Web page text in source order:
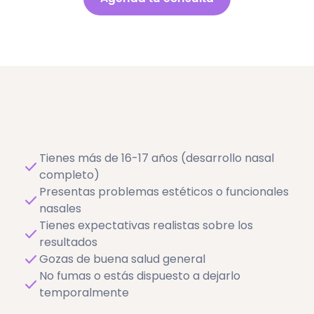
Equilibra el rostro
Tienes más de 16-17 años (desarrollo nasal
completo)
Presentas problemas estéticos o funcionales
nasales
Tienes expectativas realistas sobre los
resultados
Gozas de buena salud general
No fumas o estás dispuesto a dejarlo
temporalmente